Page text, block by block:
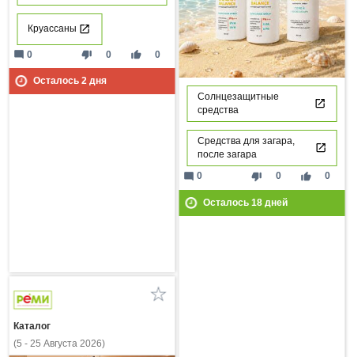
Круассаны
thumb_down 0 thumb_up 0
mode_comment 0
Осталось 2дня
Солнцезащитные
средства
Средства для загара,
после загара
thumb_down 0 thumb_up 0
mode_comment 0
Осталось 18дней
Каталог
(5 - 25 Августа 2026)